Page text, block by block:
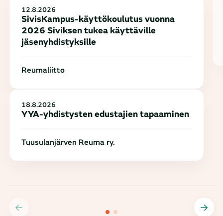
12.8.2026
SivisKampus-käyttökoulutus vuonna
2026 Siviksen tukea käyttäville
jäsenyhdistyksille
Reumaliitto
18.8.2026
YYA-yhdistysten edustajien tapaaminen
Tuusulanjärven Reuma ry.